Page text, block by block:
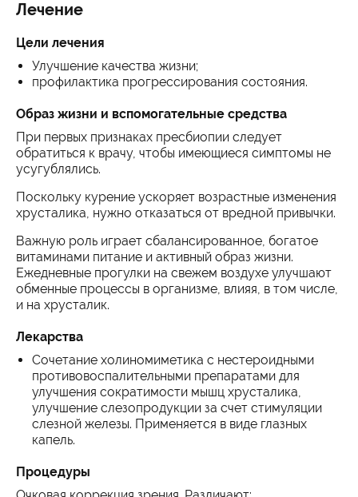
Лечение
Цели лечения
Улучшение качества жизни;
профилактика прогрессирования cостояния.
Образ жизни и вспомогательные средства
При первых признаках пресбиопии следует
обратиться к врачу, чтобы имеющиеся симптомы не
усугублялись.
Поскольку курение ускоряет возрастные изменения
хрусталика, нужно отказаться от вредной привычки.
Важную роль играет сбалансированное, богатое
витаминами питание и активный образ жизни.
Ежедневные прогулки на свежем воздухе улучшают
обменные процессы в организме, влияя, в том числе,
и на хрусталик.
Лекарства
Сочетание холиномиметика с нестероидными
противовоспалительными препаратами для
улучшения сократимости мышц хрусталика,
улучшение слезопродукции за счет стимуляции
слезной железы. Применяется в виде глазных
капель.
Процедуры